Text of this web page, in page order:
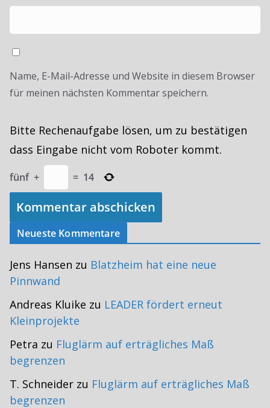
Name, E-Mail-Adresse und Website in diesem Browser
für meinen nächsten Kommentar speichern.
Bitte Rechenaufgabe lösen, um zu bestätigen
dass Eingabe nicht vom Roboter kommt.
fünf + = 14
Neueste Kommentare
Jens Hansen zu Blatzheim hat eine neue
Pinnwand
Andreas Kluike zu LEADER fördert erneut
Kleinprojekte
Petra zu Fluglärm auf erträgliches Maß
begrenzen
T. Schneider zu Fluglärm auf erträgliches Maß
begrenzen